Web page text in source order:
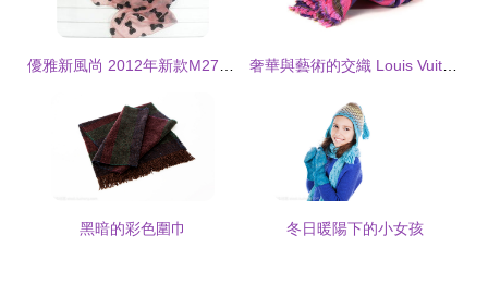
黑暗的彩色圍巾 冬日暖陽下的小女孩